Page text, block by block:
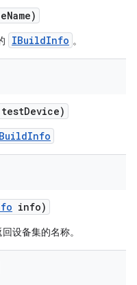
Name)
IBuildInfo 。
testDevice)
info)
设备集的名称。